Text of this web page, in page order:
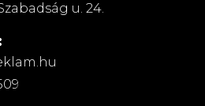
u. 24.